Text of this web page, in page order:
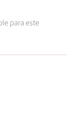
para este